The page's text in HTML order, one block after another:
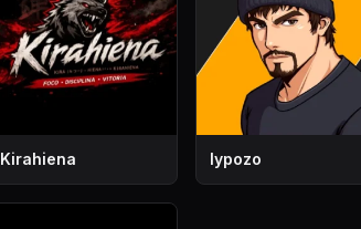
Kirahiena lypozo